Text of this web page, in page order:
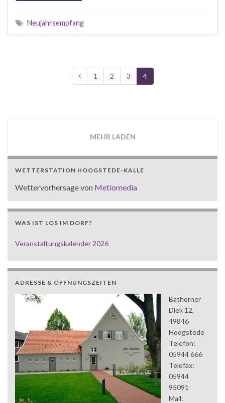
Neujahrsempfang
1 2 3 4
MEHR LADEN
WETTERSTATION HOOGSTEDE-KALLE
Wettervorhersage von Metiomedia
WAS IST LOS IM DORF?
Veranstaltungskalender 2026
ADRESSE & ÖFFNUNGSZEITEN
Bathorner
Diek 12,
49846
Hoogstede
Telefon:
05944 666
Telefax:
05944
95091
Mail: